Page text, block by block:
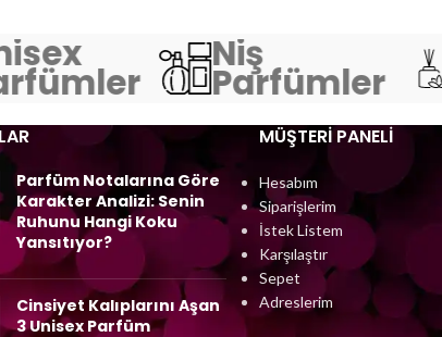
Niş
Parfümler
Parfüm Notalarına Göre
Karakter Analizi: Senin
Ruhunu Hangi Koku
Yansıtıyor?
Cinsiyet Kalıplarını Aşan
3 Unisex Parfüm
MÜŞTERI PANELI
Hesabım
Siparişlerim
İstek Listem
Karşılaştır
Sepet
Adreslerim